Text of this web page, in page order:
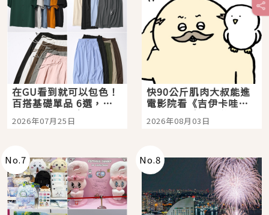
在GU看到就可以包色！
百搭基礎單品 6選，閉
眼全收也不心疼
2026年07月25日
快90公斤肌肉大叔能進
電影院看《吉伊卡哇》
嗎？日本重金屬樂團
「打首」會長與nagano
2026年08月03日
No.7 No.8